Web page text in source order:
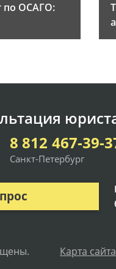
по ОСАГО:
8 812 467-39-
Санкт-Петербург
Карта сайта